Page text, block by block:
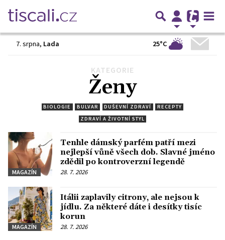
7. srpna, Lada 25°C
KATEGORIE
Ženy
BIOLOGIE BULVAR DUŠEVNÍ ZDRAVÍ
RECEPTY
ZDRAVÍ A ŽIVOTNÍ STYL
MAGAZÍN
Tenhle dámský parfém patří mezi
nejlepší vůně všech dob. Slavné jméno
zdědil po kontroverzní legendě
28. 7. 2026
MAGAZÍN
Itálii zaplavily citrony, ale nejsou k
jídlu. Za některé dáte i desítky tisíc
korun
28. 7. 2026
4 5 6 …